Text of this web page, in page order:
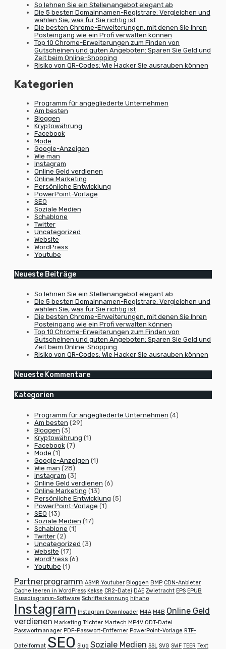
So lehnen Sie ein Stellenangebot elegant ab
Die 5 besten Domainnamen-Registrare: Vergleichen und
wählen Sie, was für Sie richtig ist
Die besten Chrome-Erweiterungen, mit denen Sie Ihren
Posteingang wie ein Profi verwalten können
Top 10 Chrome-Erweiterungen zum Finden von
Gutscheinen und guten Angeboten: Sparen Sie Geld und
Zeit beim Online-Shopping
Risiko von QR-Codes: Wie Hacker Sie ausrauben können
Kategorien
Programm für angegliederte Unternehmen
Am besten
Bloggen
Kryptowährung
Facebook
Mode
Google-Anzeigen
Wie man
Instagram
Online Geld verdienen
Online Marketing
Persönliche Entwicklung
PowerPoint-Vorlage
SEO
Soziale Medien
Schablone
Twitter
Uncategorized
Website
WordPress
Youtube
Neueste Beiträge
So lehnen Sie ein Stellenangebot elegant ab
Die 5 besten Domainnamen-Registrare: Vergleichen und
wählen Sie, was für Sie richtig ist
Die besten Chrome-Erweiterungen, mit denen Sie Ihren
Posteingang wie ein Profi verwalten können
Top 10 Chrome-Erweiterungen zum Finden von
Gutscheinen und guten Angeboten: Sparen Sie Geld und
Zeit beim Online-Shopping
Risiko von QR-Codes: Wie Hacker Sie ausrauben können
Neueste Kommentare
Kategorien
Programm für angegliederte Unternehmen (4)
Am besten (29)
Bloggen (3)
Kryptowährung (1)
Facebook (7)
Mode (1)
Google-Anzeigen (1)
Wie man (28)
Instagram (3)
Online Geld verdienen (6)
Online Marketing (13)
Persönliche Entwicklung (5)
PowerPoint-Vorlage (1)
SEO (13)
Soziale Medien (17)
Schablone (1)
Twitter (2)
Uncategorized (3)
Website (17)
WordPress (6)
Youtube (1)
Partnerprogramm ASMR Youtuber Bloggen BMP CDN-Anbieter
Cache leeren in WordPress Kekse CR2-Datei DAE Zwietracht EPS EPUB
Flussdiagramm-Software Schrifterkennung hihaho
Instagram Instagram Downloader M4A M4B Online Geld
verdienen Marketing Trichter Martech MP4V ODT-Datei
Passwortmanager PDF-Passwort-Entferner PowerPoint-Vorlage RTF-
Dateiformat SEO Slug Soziale Medien SSL SVG SWF TEER Text